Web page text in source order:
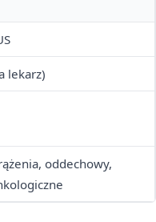
lekarz)
oddechowy,